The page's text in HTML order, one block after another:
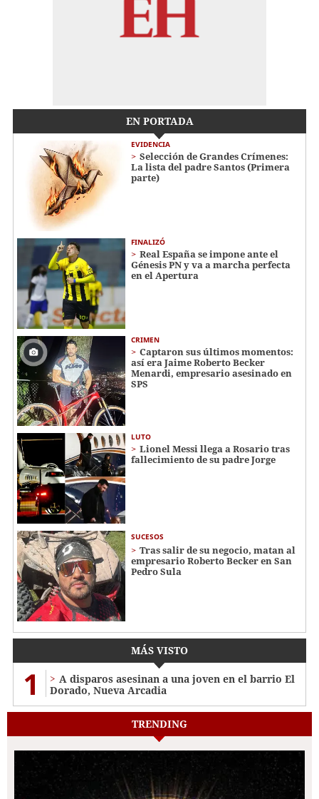
EN PORTADA
EVIDENCIA
Selección de Grandes Crímenes:
La lista del padre Santos (Primera
parte)
FINALIZÓ
Real España se impone ante el
Génesis PN y va a marcha perfecta
en el Apertura
CRIMEN
Captaron sus últimos momentos:
así era Jaime Roberto Becker
Menardi​​​, empresario asesinado en
SPS
LUTO
Lionel Messi llega a Rosario tras
fallecimiento de su padre Jorge
SUCESOS
Tras salir de su negocio, matan al
empresario Roberto Becker en San
Pedro Sula
MÁS VISTO
1
A disparos asesinan a una joven en el barrio El
Dorado, Nueva Arcadia
TRENDING